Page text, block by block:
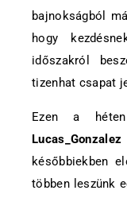
bajnokságból
hogy
időszakról
tizenhat csapat
Ezen a
Lucas_Gonzalez
későbbiekben
többen leszünk